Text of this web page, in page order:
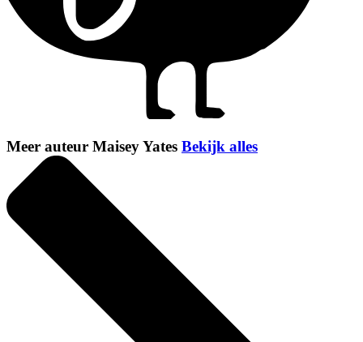
Meer auteur Maisey Yates Bekijk alles